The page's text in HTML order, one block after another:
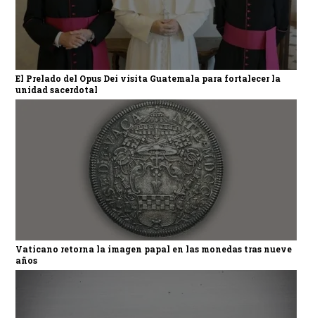
El Prelado del Opus Dei visita Guatemala para fortalecer la
unidad sacerdotal
Vaticano retorna la imagen papal en las monedas tras nueve
años